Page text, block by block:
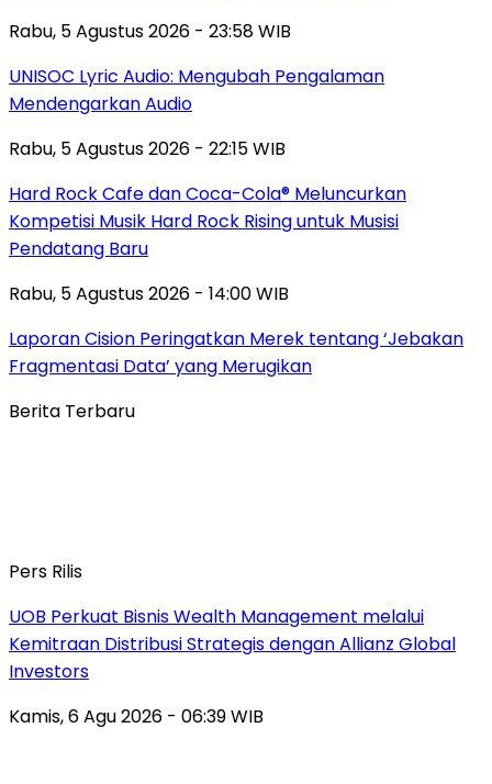
Rabu, 5 Agustus 2026 - 23:58 WIB
UNISOC Lyric Audio: Mengubah Pengalaman
Mendengarkan Audio
Rabu, 5 Agustus 2026 - 22:15 WIB
Hard Rock Cafe dan Coca-Cola® Meluncurkan
Kompetisi Musik Hard Rock Rising untuk Musisi
Pendatang Baru
Rabu, 5 Agustus 2026 - 14:00 WIB
Laporan Cision Peringatkan Merek tentang ‘Jebakan
Fragmentasi Data’ yang Merugikan
Berita Terbaru
Pers Rilis
UOB Perkuat Bisnis Wealth Management melalui
Kemitraan Distribusi Strategis dengan Allianz Global
Investors
Kamis, 6 Agu 2026 - 06:39 WIB